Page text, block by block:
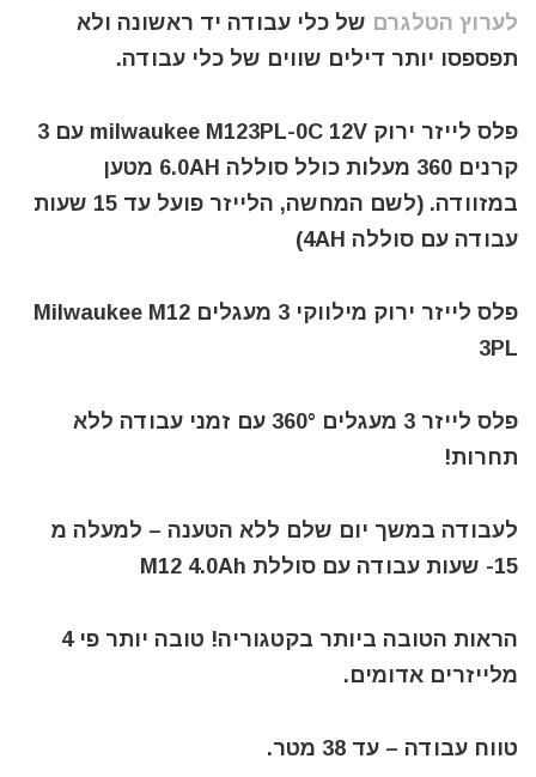
לערוץ הטלגרם של כלי עבודה יד ראשונה ולא
תפספסו יותר דילים שווים של כלי עבודה.
פלס לייזר ירוק milwaukee M123PL-0C 12V עם 3
קרנים 360 מעלות כולל סוללה 6.0AH מטען
במזוודה. (לשם המחשה, הלייזר פועל עד 15 שעות
עבודה עם סוללה 4AH)
פלס לייזר ירוק מילווקי 3 מעגלים Milwaukee M12
3PL
פלס לייזר 3 מעגלים 360° עם זמני עבודה ללא
תחרות!
לעבודה במשך יום שלם ללא הטענה – למעלה מ
15- שעות עבודה עם סוללת M12 4.0Ah
הראות הטובה ביותר בקטגוריה! טובה יותר פי 4
מלייזרים אדומים.
טווח עבודה – עד 38 מטר.